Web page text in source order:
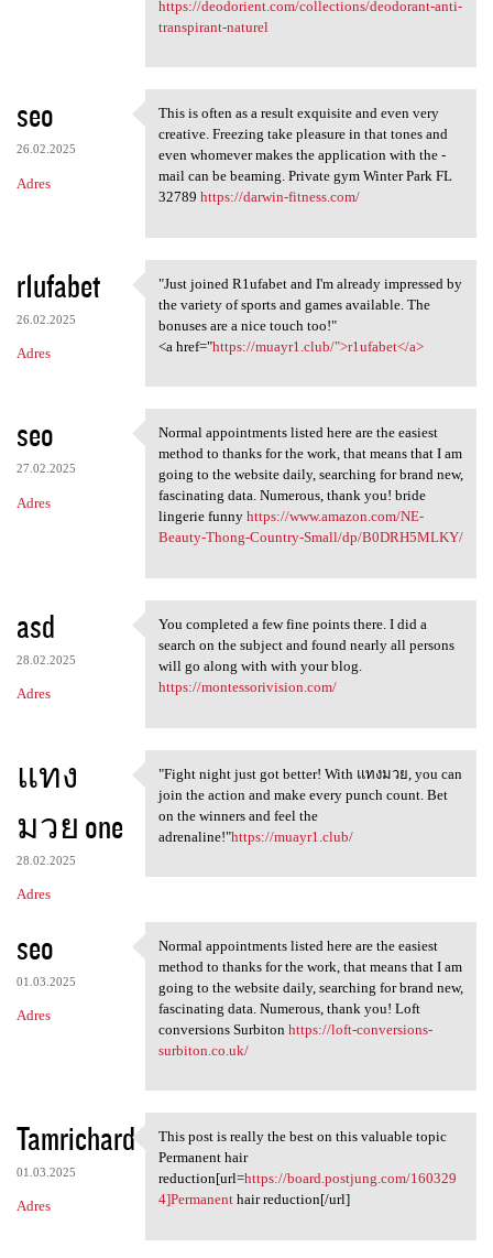
https://deodorient.com/collections/deodorant-anti-
transpirant-naturel
seo
26.02.2025
Adres
This is often as a result
This is often as a result exquisite and even very
creative. Freezing take pleasure in that tones and
even whomever makes the application with the -
mail can be beaming. Private gym Winter Park FL
32789 https://darwin-fitness.com/
r1ufabet
26.02.2025
Adres
"Just joined R1ufabet and I'm
"Just joined R1ufabet and I'm already impressed by
the variety of sports and games available. The
bonuses are a nice touch too!"
<a href="https://muayr1.club/">r1ufabet</a>
seo
27.02.2025
Adres
Normal appointments listed
Normal appointments listed here are the easiest
method to thanks for the work, that means that I am
going to the website daily, searching for brand new,
fascinating data. Numerous, thank you! bride
lingerie funny https://www.amazon.com/NE-
Beauty-Thong-Country-Small/dp/B0DRH5MLKY/
asd
28.02.2025
Adres
You completed a few fine
You completed a few fine points there. I did a
search on the subject and found nearly all persons
will go along with with your blog.
https://montessorivision.com/
แทง
มวย one
28.02.2025
Adres
"Fight night just got better!
"Fight night just got better! With แทงมวย, you can
join the action and make every punch count. Bet
on the winners and feel the
adrenaline!"https://muayr1.club/
seo
01.03.2025
Adres
Normal appointments listed
Normal appointments listed here are the easiest
method to thanks for the work, that means that I am
going to the website daily, searching for brand new,
fascinating data. Numerous, thank you! Loft
conversions Surbiton https://loft-conversions-
surbiton.co.uk/
Tamrichard
01.03.2025
Adres
This post is really the best
This post is really the best on this valuable topic
Permanent hair
reduction[url=https://board.postjung.com/160329
4]Permanenthair reduction[/url]